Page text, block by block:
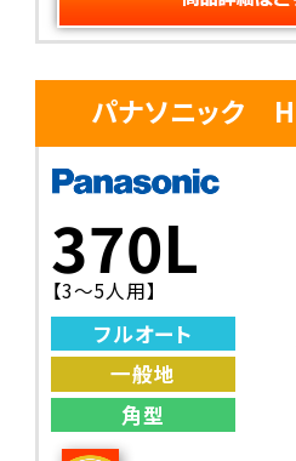
パナソニック
370L
【3～5人用】
フルオート
一般地
角型